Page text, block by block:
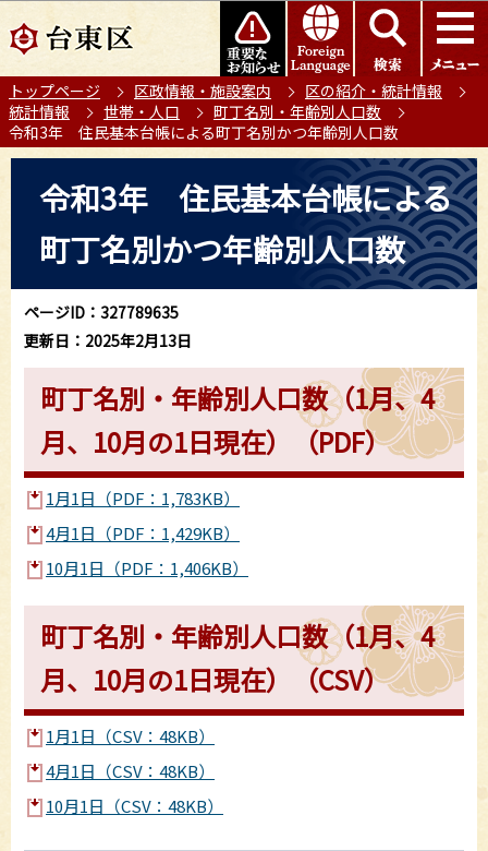
の
ー
ジ
の
このページの本文へ移動
トップページ 区政情報・施設案内
区の紹介・統計情報
統計情報
世帯・人口
町丁名別・年齢別人口数
令和3年 住民基本台帳による町丁名別かつ年齢別人口数
ら
令和3年 住民基本台帳による
町丁名別かつ年齢別人口数
ページID：327789635
更新日：2025年2月13日
町丁名別・年齢別人口数（1月、4
月、10月の1日現在）（PDF）
1月1日（PDF：1,783KB）
4月1日（PDF：1,429KB）
10月1日（PDF：1,406KB）
町丁名別・年齢別人口数（1月、4
月、10月の1日現在）（CSV）
1月1日（CSV：48KB）
4月1日（CSV：48KB）
10月1日（CSV：48KB）